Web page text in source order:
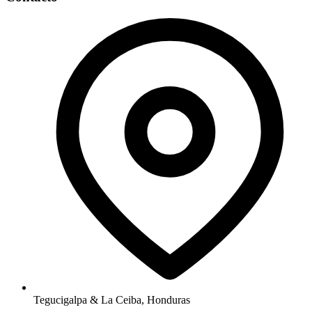
Tegucigalpa & La Ceiba, Honduras